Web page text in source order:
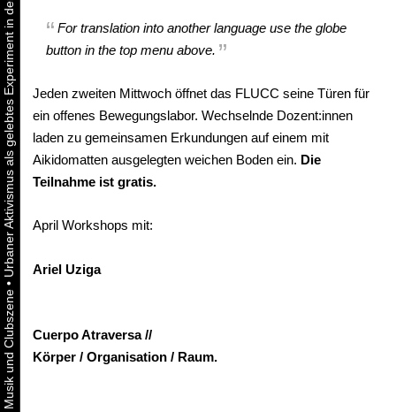
•
For translation into another language use the globe
button in the top menu above.
Jeden zweiten Mittwoch öffnet das FLUCC seine Türen für
ein offenes Bewegungslabor. Wechselnde Dozent:innen
laden zu gemeinsamen Erkundungen auf einem mit
Aikidomatten ausgelegten weichen Boden ein. Die
Teilnahme ist gratis.
April Workshops mit:
Ariel Uziga
Cuerpo Atraversa //
Körper / Organisation / Raum.